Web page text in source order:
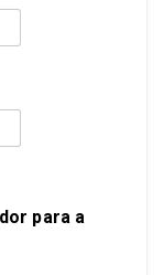
para a